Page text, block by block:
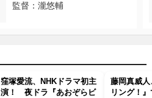
監督：瀧悠輔
窪塚愛流、NHKドラマ初主
演！ 夜ドラ『あおぞらビ
藤岡真威
リング！